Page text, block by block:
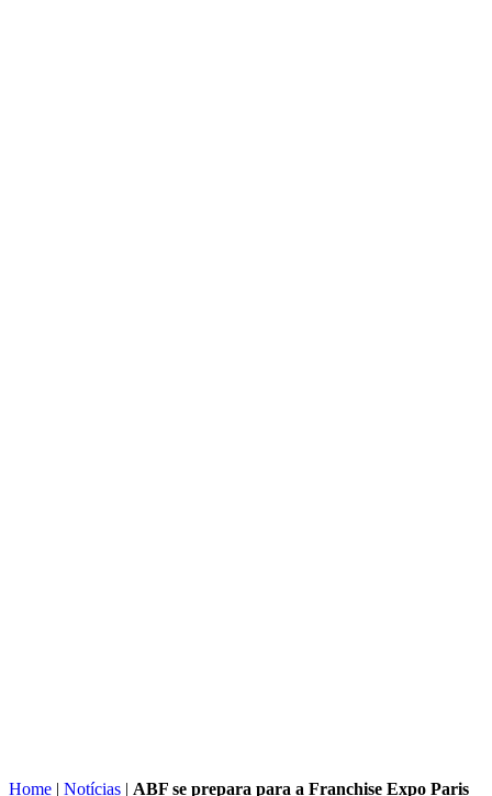
Home | Notícias | ABF se prepara para a Franchise Expo Paris